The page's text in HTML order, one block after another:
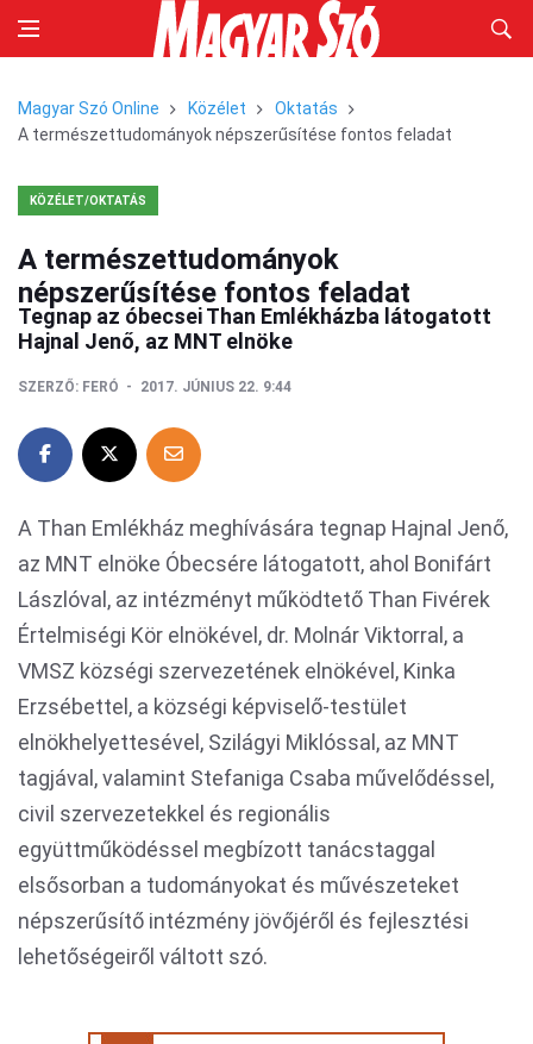
Magyar Szó Online Közélet
Oktatás
A természettudományok népszerűsítése fontos feladat
KÖZÉLET/OKTATÁS
A természettudományok
népszerűsítése fontos feladat
Tegnap az óbecsei Than Emlékházba látogatott
Hajnal Jenő, az MNT elnöke
SZERZŐ: FERÓ 2017. JÚNIUS 22. 9:44
A Than Emlékház meghívására tegnap Hajnal Jenő,
az MNT elnöke Óbecsére látogatott, ahol Bonifárt
Lászlóval, az intézményt működtető Than Fivérek
Értelmiségi Kör elnökével, dr. Molnár Viktorral, a
VMSZ községi szervezetének elnökével, Kinka
Erzsébettel, a községi képviselő-testület
elnökhelyettesével, Szilágyi Miklóssal, az MNT
tagjával, valamint Stefaniga Csaba művelődéssel,
civil szervezetekkel és regionális
együttműködéssel megbízott tanácstaggal
elsősorban a tudományokat és művészeteket
népszerűsítő intézmény jövőjéről és fejlesztési
lehetőségeiről váltott szó.